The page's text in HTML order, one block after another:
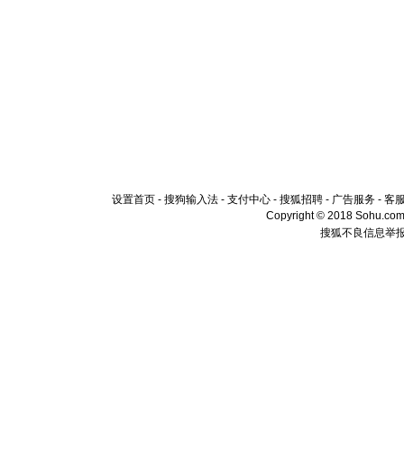
设置首页 - 搜狗输入法 - 支付中心 - 搜狐招聘 - 广告服务 - 客
Copyright © 2018
搜狐不良信息举